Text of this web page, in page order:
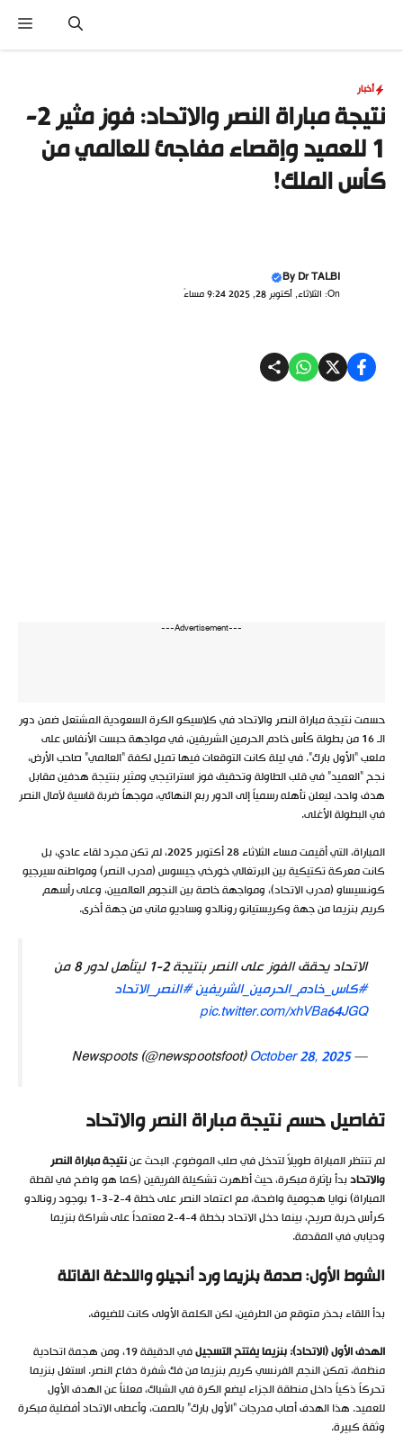
المحتوى
أخبار
نتيجة مباراة النصر والاتحاد: فوز مثير 2-
1 للعميد وإقصاء مفاجئ للعالمي من
كأس الملك!
ByDr TALBI
On: الثلاثاء, أكتوبر 28, 2025 9:24 مساءً
---Advertisement---
حسمت نتيجة مباراة النصر والاتحاد في كلاسيكو الكرة السعودية المشتعل ضمن دور
الـ 16 من بطولة كأس خادم الحرمين الشريفين، في مواجهة حبست الأنفاس على
ملعب “الأول بارك”. في ليلة كانت التوقعات فيها تميل لكفة “العالمي” صاحب الأرض،
نجح “العميد” في قلب الطاولة وتحقيق فوز استراتيجي ومثير بنتيجة هدفين مقابل
هدف واحد، ليعلن تأهله رسمياً إلى الدور ربع النهائي، موجهاً ضربة قاسية لآمال النصر
في البطولة الأغلى.
المباراة، التي أقيمت مساء الثلاثاء 28 أكتوبر 2025، لم تكن مجرد لقاء عادي، بل
كانت معركة تكتيكية بين البرتغالي خورخي جيسوس (مدرب النصر) ومواطنه سيرجيو
كونسيساو (مدرب الاتحاد)، ومواجهة خاصة بين النجوم العالميين، وعلى رأسهم
كريم بنزيما من جهة وكريستيانو رونالدو وساديو ماني من جهة أخرى.
الاتحاد يحقق الفوز على النصر بنتيجة 2-1 ليتأهل لدور 8 من
#كاس_خادم_الحرمين_الشريفين#النصر_الاتحاد
pic.twitter.com/xhVBa64JGQ
— Newspoots (@newspootsfoot)
October 28, 2025
تفاصيل حسم نتيجة مباراة النصر والاتحاد
لم تنتظر المباراة طويلاً لتدخل في صلب الموضوع. البحث عننتيجة مباراة النصر
والاتحادبدأ بإثارة مبكرة، حيث أظهرت تشكيلة الفريقين (كما هو واضح في لقطة
المباراة) نوايا هجومية واضحة، مع اعتماد النصر على خطة 4-2-3-1 بوجود رونالدو
كرأس حربة صريح، بينما دخل الاتحاد بخطة 4-4-2 معتمداً على شراكة بنزيما
وديابي في المقدمة.
الشوط الأول: صدمة بنزيما ورد أنجيلو واللدغة القاتلة
بدأ اللقاء بحذر متوقع من الطرفين، لكن الكلمة الأولى كانت للضيوف.
الهدف الأول (الاتحاد): بنزيما يفتتح التسجيل
في الدقيقة 19، ومن هجمة اتحادية
منظمة، تمكن النجم الفرنسي كريم بنزيما من فك شفرة دفاع النصر. استغل بنزيما
تحركاً ذكياً داخل منطقة الجزاء ليضع الكرة في الشباك، معلناً عن الهدف الأول
للعميد. هذا الهدف أصاب مدرجات “الأول بارك” بالصمت، وأعطى الاتحاد أفضلية مبكرة
وثقة كبيرة.